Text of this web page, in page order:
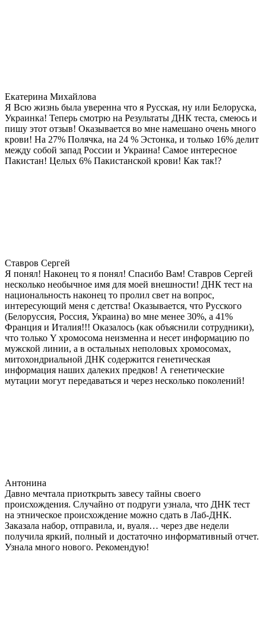
Екатерина Михайлова
Я Всю жизнь была уверенна что я Русская, ну или Белоруска,
Украинка! Теперь смотрю на Результаты ДНК теста, смеюсь и
пишу этот отзыв! Оказывается во мне намешано очень много
крови! На 27% Полячка, на 24 % Эстонка, и только 16% делит
между собой запад России и Украина! Самое интересное
Пакистан! Целых 6% Пакистанской крови! Как так!?
Ставров Сергей
Я понял! Наконец то я понял! Спасибо Вам! Ставров Сергей
несколько необычное имя для моей внешности! ДНК тест на
национальность наконец то пролил свет на вопрос,
интересующий меня с детства! Оказывается, что Русского
(Белоруссия, Россия, Украина) во мне менее 30%, а 41%
Франция и Италия!!! Оказалось (как объяснили сотрудники),
что только Y хромосома неизменна и несет информацию по
мужской линии, а в остальных неполовых хромосомах,
митохондриальной ДНК содержится генетическая
информация наших далеких предков! А генетические
мутации могут передаваться и через несколько поколений!
Антонина
Давно мечтала приоткрыть завесу тайны своего
происхождения. Случайно от подруги узнала, что ДНК тест
на этническое происхождение можно сдать в Лаб-ДНК.
Заказала набор, отправила, и, вуаля… через две недели
получила яркий, полный и достаточно информативный отчет.
Узнала много нового. Рекомендую!